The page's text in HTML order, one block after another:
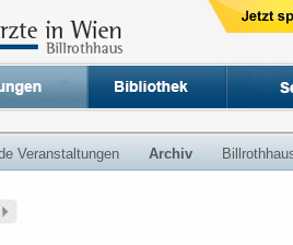
Veranstaltungen Archiv